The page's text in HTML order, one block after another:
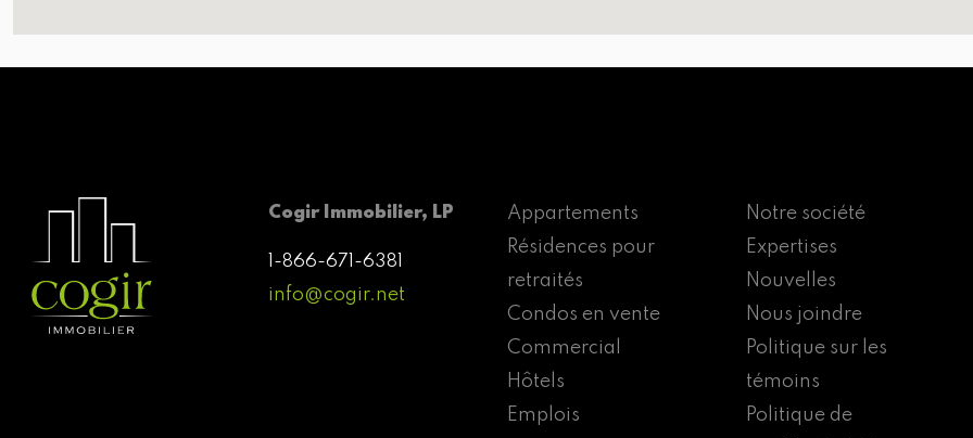
Cogir Immobilier, LP
1-866-671-6381
info@cogir.net
Appartements
Résidences pour
retraités
Condos en vente
Commercial
Hôtels
Emplois
Notre société
Expertises
Nouvelles
Nous joindre
Politique sur les
témoins
Politique de